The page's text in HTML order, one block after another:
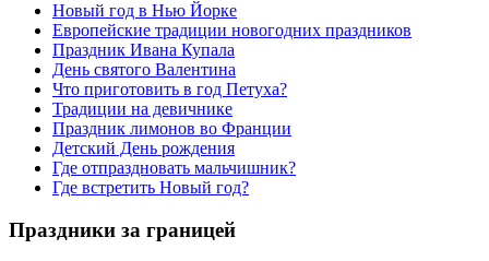
Новый год в Нью Йорке
Европейские традиции новогодних праздников
Праздник Ивана Купала
День святого Валентина
Что приготовить в год Петуха?
Традиции на девичнике
Праздник лимонов во Франции
Детский День рождения
Где отпраздновать мальчишник?
Где встретить Новый год?
Праздники за границей